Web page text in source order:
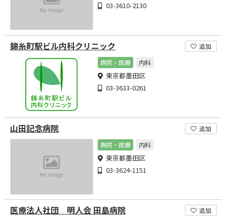
03-3610-2130
錦糸町駅ビル内科クリニック
追加
病院・医療
内科
東京都墨田区
03-3633-0261
山田記念病院
追加
病院・医療
内科
東京都墨田区
03-3624-1151
医療法人社団 明人会 田島病院
追加